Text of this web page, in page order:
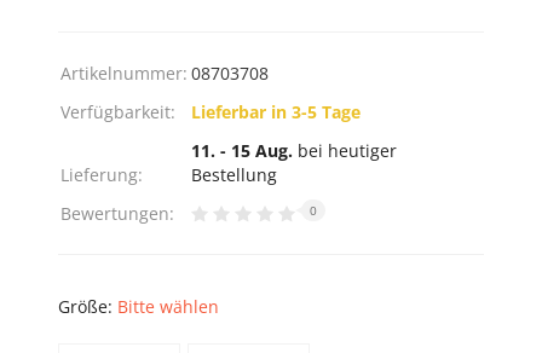
Artikelnummer: 08703708
Verfügbarkeit:
Lieferbar in 3-5 Tage
Lieferung:
11. - 15 Aug. bei heutiger
Bestellung
Bewertungen:
0
Größe: Bitte wählen